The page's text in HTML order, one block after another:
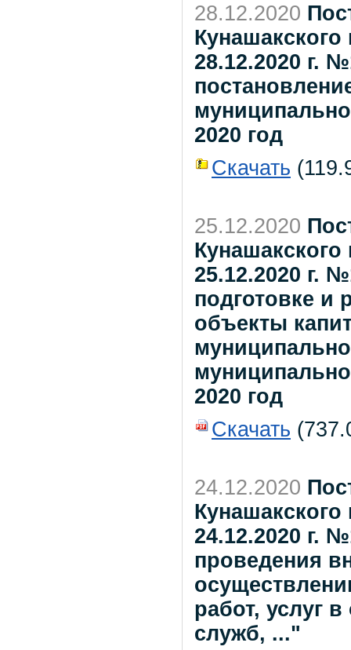
28.12.2020
28.12.2020 г.
2020 год
Скачать
25.12.2020
25.12.2020 г.
подготовке и
объекты
2020 год
Скачать
24.12.2020
24.12.2020 г.
проведения
работ, услуг
служб, ..."